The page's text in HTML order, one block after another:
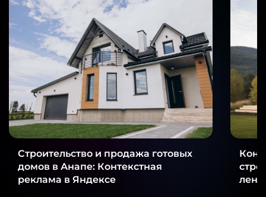
Строительство и продажа готовых
домов в Анапе: Контекстная
реклама в Яндексе